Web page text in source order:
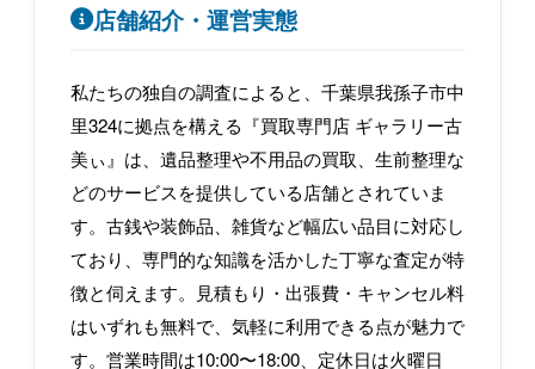
店舗紹介・運営実態
私たちの独自の調査によると、千葉県我孫子市中
里324に拠点を構える『買取専門店 ギャラリー古
美ぃ』は、遺品整理や不用品の買取、生前整理な
どのサービスを提供している店舗とされていま
す。古銭や装飾品、雑貨など幅広い品目に対応し
ており、専門的な知識を活かした丁寧な査定が特
徴と伺えます。見積もり・出張費・キャンセル料
はいずれも無料で、気軽に利用できる点が魅力で
す。営業時間は10:00〜18:00、定休日は火曜日